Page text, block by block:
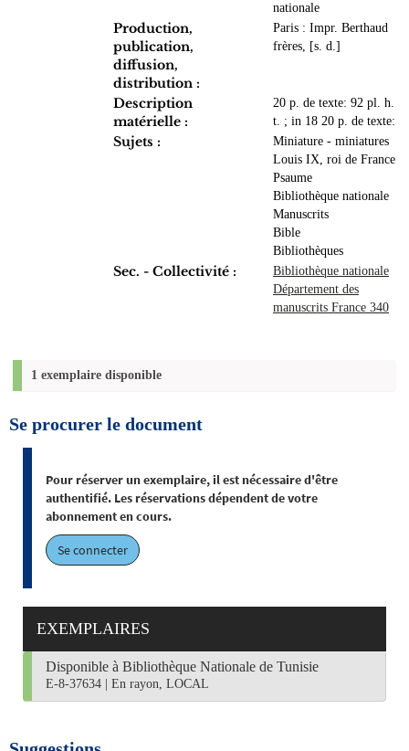
nationale
Production,
publication,
diffusion,
distribution :
Paris : Impr. Berthaud
frères, [s. d.]
Description
matérielle :
20 p. de texte: 92 pl. h.
t. ; in 18 20 p. de texte:
Sujets :
Miniature - miniatures
Louis IX, roi de France
Psaume
Bibliothèque nationale
Manuscrits
Bible
Bibliothèques
Sec. - Collectivité :
Bibliothèque nationale
Département des
manuscrits France 340
1 exemplaire disponible
Se procurer le document
Pour réserver un exemplaire, il est nécessaire d'être
authentifié. Les réservations dépendent de votre
abonnement en cours.
Se connecter
EXEMPLAIRES
Disponible à Bibliothèque Nationale de Tunisie
E-8-37634 En rayon, LOCAL